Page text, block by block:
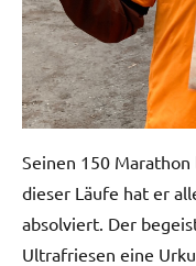
Seinen 150
dieser Läufe hat er
absolviert. Der
Ultrafriesen eine